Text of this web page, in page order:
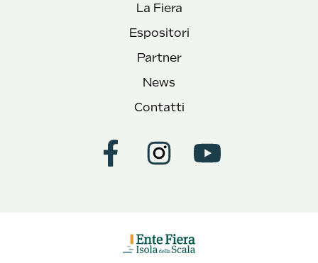
La Fiera
Espositori
Partner
News
Contatti